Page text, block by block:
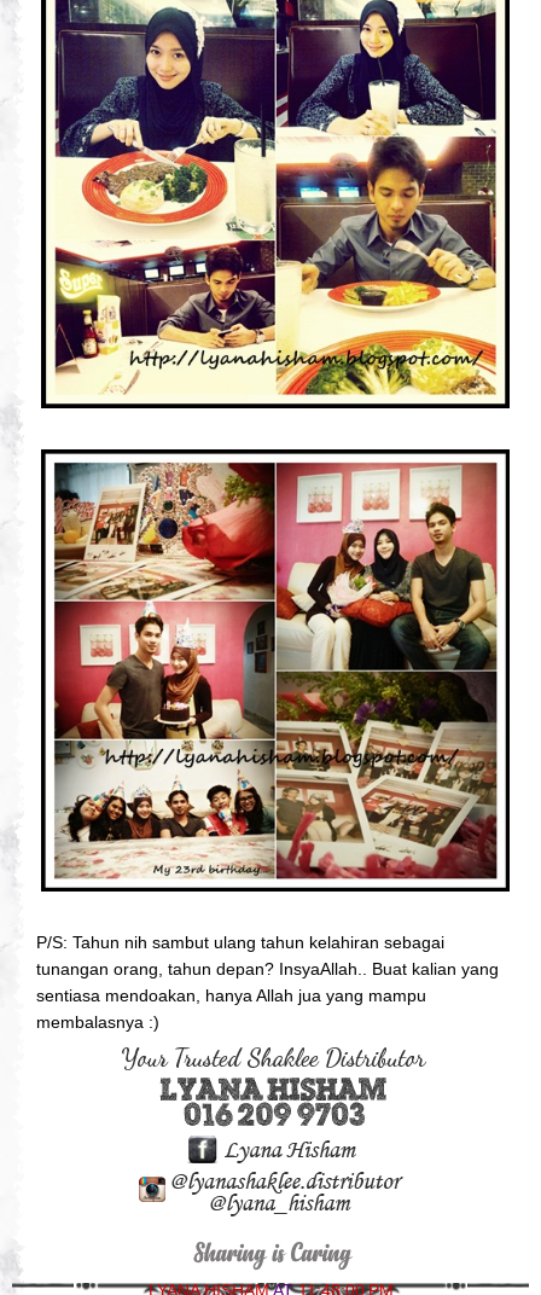
P/S: Tahun nih sambut ulang tahun kelahiran sebagai
tunangan orang, tahun depan? InsyaAllah.. Buat kalian yang
sentiasa mendoakan, hanya Allah jua yang mampu
membalasnya :)
LYANA HISHAMAT11:48:00 PM